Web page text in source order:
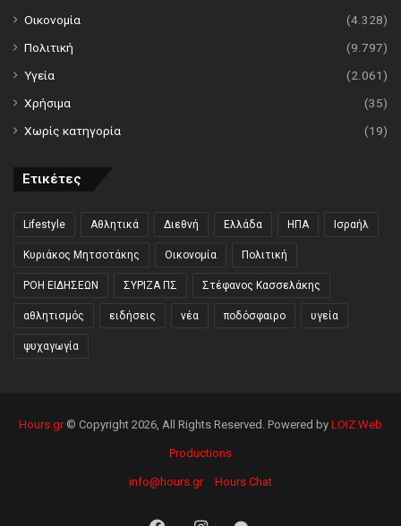
Οικονομία
(4.328)
Πολιτική
(9.797)
Υγεία
(2.061)
Χρήσιμα
(35)
Χωρίς κατηγορία
(19)
Ετικέτες
Lifestyle Αθλητικά Διεθνή Ελλάδα ΗΠΑ Ισραήλ
Κυριάκος Μητσοτάκης Οικονομία Πολιτική
ΡΟΗ ΕΙΔΗΣΕΩΝ ΣΥΡΙΖΑ ΠΣ Στέφανος Κασσελάκης
αθλητισμός ειδήσεις νέα ποδόσφαιρο υγεία
ψυχαγωγία
Hours.gr© Copyright 2026, All Rights Reserved. Powered by LOIZ Web
Productions
info@hours.gr Hours Chat